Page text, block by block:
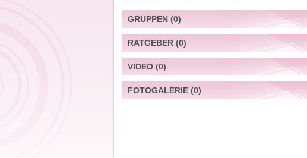
GRUPPEN(0)
RATGEBER(0)
VIDEO(0)
FOTOGALERIE(0)